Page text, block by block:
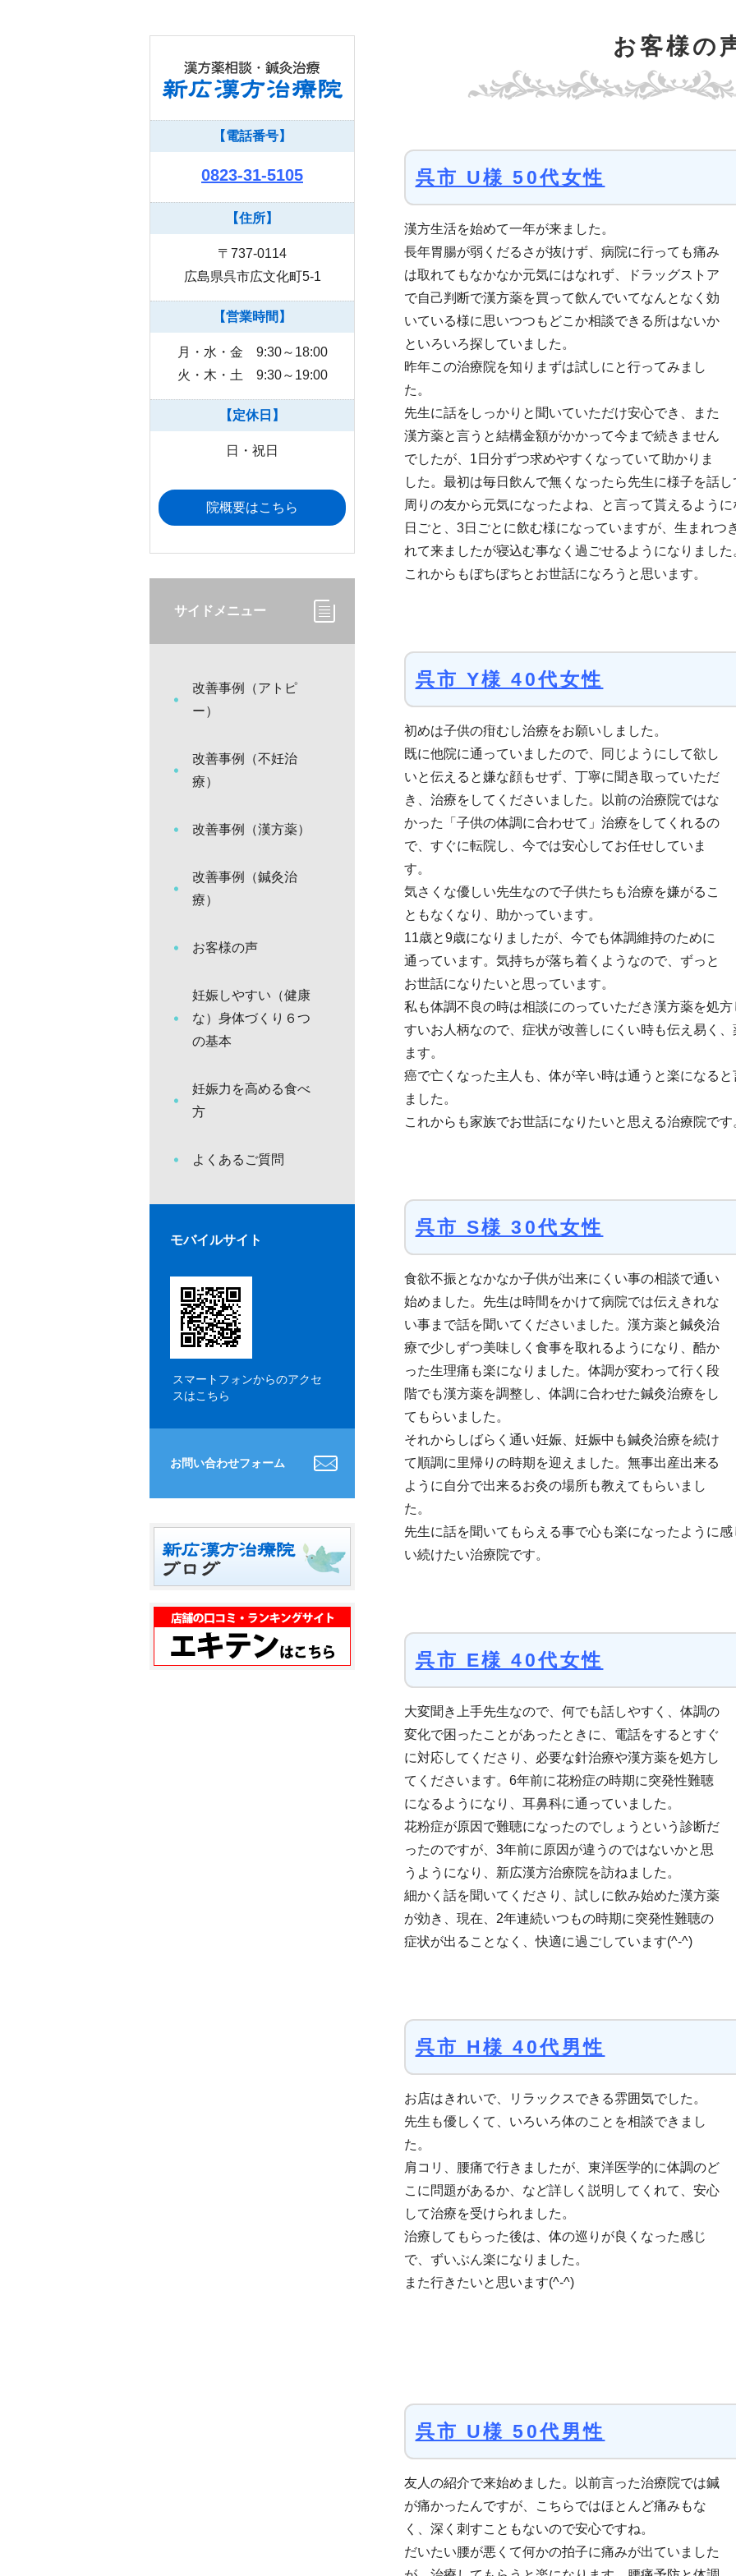
お客様の
呉市 U様 50代女性
漢方生活を始めて一年が来ました。
長年胃腸が弱くだるさが抜けず、病院に行っても痛み
は取れてもなかなか元気にはなれず、ドラッグストア
で自己判断で漢方薬を買って飲んでいてなんとなく効
いている様に思いつつもどこか相談できる所はないか
といろいろ探していました。
昨年この治療院を知りまずは試しにと行ってみまし
た。
先生に話をしっかりと聞いていただけ安心でき、また
漢方薬と言うと結構金額がかかって今まで続きません
でしたが、1日分ずつ求めやすくなっていて助かりま
した。最初は毎日飲んで無くなったら先生に様子を話
周りの友から元気になったよね、と言って貰えるよう
日ごと、3日ごとに飲む様になっていますが、生まれつ
れて来ましたが寝込む事なく過ごせるようになりました
これからもぼちぼちとお世話になろうと思います。
呉市 Y様 40代女性
初めは子供の疳むし治療をお願いしました。
既に他院に通っていましたので、同じようにして欲し
いと伝えると嫌な顔もせず、丁寧に聞き取っていただ
き、治療をしてくださいました。以前の治療院ではな
かった「子供の体調に合わせて」治療をしてくれるの
で、すぐに転院し、今では安心してお任せしていま
す。
気さくな優しい先生なので子供たちも治療を嫌がるこ
ともなくなり、助かっています。
11歳と9歳になりましたが、今でも体調維持のために
通っています。気持ちが落ち着くようなので、ずっと
お世話になりたいと思っています。
私も体調不良の時は相談にのっていただき漢方薬を処
すいお人柄なので、症状が改善しにくい時も伝え易く
ます。
癌で亡くなった主人も、体が辛い時は通うと楽になる
ました。
これからも家族でお世話になりたいと思える治療院です
呉市 S様 30代女性
食欲不振となかなか子供が出来にくい事の相談で通い
始めました。先生は時間をかけて病院では伝えきれな
い事まで話を聞いてくださいました。漢方薬と鍼灸治
療で少しずつ美味しく食事を取れるようになり、酷か
った生理痛も楽になりました。体調が変わって行く段
階でも漢方薬を調整し、体調に合わせた鍼灸治療をし
てもらいました。
それからしばらく通い妊娠、妊娠中も鍼灸治療を続け
て順調に里帰りの時期を迎えました。無事出産出来る
ように自分で出来るお灸の場所も教えてもらいまし
た。
先生に話を聞いてもらえる事で心も楽になったように
い続けたい治療院です。
呉市 E様 40代女性
大変聞き上手先生なので、何でも話しやすく、体調の
変化で困ったことがあったときに、電話をするとすぐ
に対応してくださり、必要な針治療や漢方薬を処方し
てくださいます。6年前に花粉症の時期に突発性難聴
になるようになり、耳鼻科に通っていました。
花粉症が原因で難聴になったのでしょうという診断だ
ったのですが、3年前に原因が違うのではないかと思
うようになり、新広漢方治療院を訪ねました。
細かく話を聞いてくださり、試しに飲み始めた漢方薬
が効き、現在、2年連続いつもの時期に突発性難聴の
症状が出ることなく、快適に過ごしています(^-^)
呉市 H様 40代男性
お店はきれいで、リラックスできる雰囲気でした。
先生も優しくて、いろいろ体のことを相談できまし
た。
肩コリ、腰痛で行きましたが、東洋医学的に体調のど
こに問題があるか、など詳しく説明してくれて、安心
して治療を受けられました。
治療してもらった後は、体の巡りが良くなった感じ
で、ずいぶん楽になりました。
また行きたいと思います(^-^)
呉市 U様 50代男性
友人の紹介で来始めました。以前言った治療院では鍼
が痛かったんですが、こちらではほとんど痛みもな
く、深く刺すこともないので安心ですね。
だいたい腰が悪くて何かの拍子に痛みが出ていました
【電話番号】
0823-31-5105
【住所】
〒737-0114
広島県呉市広文化町5-1
【営業時間】
月・水・金 9:30～18:00
火・木・土 9:30～19:00
【定休日】
日・祝日
院概要はこちら
サイドメニュー
改善事例（アトピ
ー）
改善事例（不妊治
療）
改善事例（漢方薬）
改善事例（鍼灸治
療）
お客様の声
妊娠しやすい（健康
な）身体づくり６つ
の基本
妊娠力を高める食べ
方
よくあるご質問
モバイルサイト
スマートフォンからのアクセ
スはこちら
お問い合わせフォーム